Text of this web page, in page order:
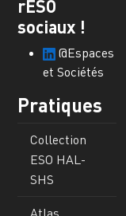
rESO
sociaux !
@Espaces
et Sociétés
Pratiques
Collection
ESO HAL-
SHS